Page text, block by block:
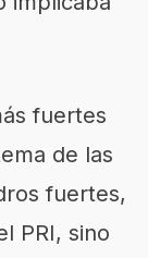
fuertes
de las
fuertes,
PRI, sino